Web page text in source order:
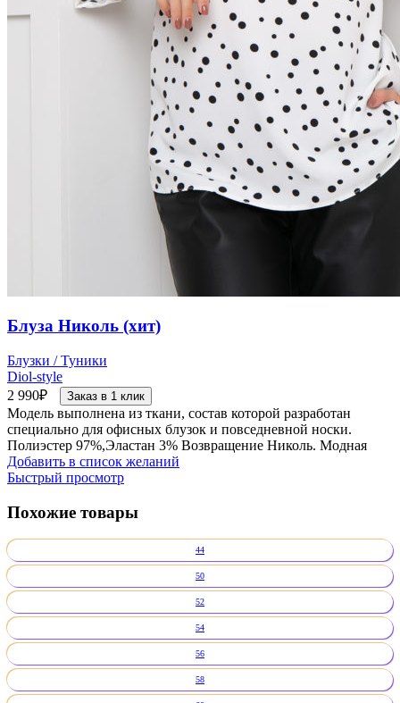
Блуза Николь (хит)
Блузки / Туники
Diol-style
2 990₽ Заказ в 1 клик
Модель выполнена из ткани, состав которой разработан
специально для офисных блузок и повседневной носки.
Полиэстер 97%,Эластан 3% Возвращение Николь. Модная
Добавить в список желаний
Быстрый просмотр
Похожие товары
44
50
52
54
56
58